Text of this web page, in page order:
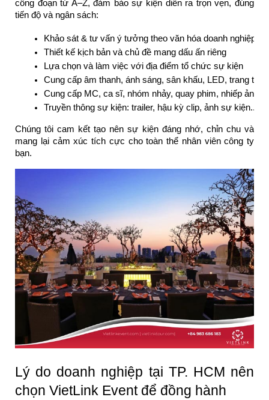
công đoạn từ A–Z, đảm bảo sự kiện diễn ra trọn vẹn, đúng
tiến độ và ngân sách:
Khảo sát & tư vấn ý tưởng theo văn hóa doanh nghiệp
Thiết kế kịch bản và chủ đề mang dấu ấn riêng
Lựa chọn và làm việc với địa điểm tổ chức sự kiện
Cung cấp âm thanh, ánh sáng, sân khấu, LED, trang trí...
Cung cấp MC, ca sĩ, nhóm nhảy, quay phim, nhiếp ảnh...
Truyền thông sự kiện: trailer, hậu kỳ clip, ảnh sự kiện...
Chúng tôi cam kết tạo nên sự kiện đáng nhớ, chỉn chu và
mang lại cảm xúc tích cực cho toàn thể nhân viên công ty
bạn.
Lý do doanh nghiệp tại TP. HCM nên
chọn VietLink Event để đồng hành